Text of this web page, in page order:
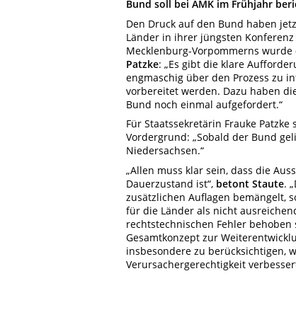
Bund soll bei AMK im Frühjahr
Den Druck auf den Bund haben
Länder in ihrer jüngsten
Mecklenburg-Vorpommerns
Patzke: „Es gibt die klare
engmaschig über den Prozess zu
vorbereitet werden. Dazu haben
Bund noch einmal aufgefordert.“
Für Staatssekretärin Frauke
Vordergrund: „Sobald der Bund
Niedersachsen.“
„Allen muss klar sein, dass die
Dauerzustand ist“, betont Staute.
zusätzlichen Auflagen bemängelt,
für die Länder als nicht
rechtstechnischen Fehler
Gesamtkonzept zur
insbesondere zu berücksichtigen,
Verursachergerechtigkeit